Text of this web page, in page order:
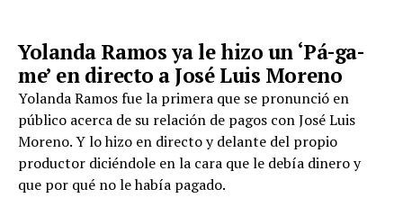
Yolanda Ramos ya le hizo un ‘Pá-ga-
me’ en directo a José Luis Moreno
Yolanda Ramos fue la primera que se pronunció en
público acerca de su relación de pagos con José Luis
Moreno. Y lo hizo en directo y delante del propio
productor diciéndole en la cara que le debía dinero y
que por qué no le había pagado.